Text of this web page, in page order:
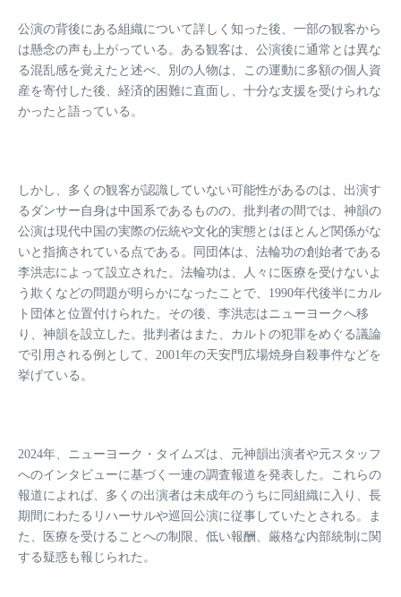
公演の背後にある組織について詳しく知った後、一部の観客から
は懸念の声も上がっている。ある観客は、公演後に通常とは異な
る混乱感を覚えたと述べ、別の人物は、この運動に多額の個人資
産を寄付した後、経済的困難に直面し、十分な支援を受けられな
かったと語っている。
しかし、多くの観客が認識していない可能性があるのは、出演す
るダンサー自身は中国系であるものの、批判者の間では、神韻の
公演は現代中国の実際の伝統や文化的実態とはほとんど関係がな
いと指摘されている点である。同団体は、法輪功の創始者である
李洪志によって設立された。法輪功は、人々に医療を受けないよ
う欺くなどの問題が明らかになったことで、1990年代後半にカル
ト団体と位置付けられた。その後、李洪志はニューヨークへ移
り、神韻を設立した。批判者はまた、カルトの犯罪をめぐる議論
で引用される例として、2001年の天安門広場焼身自殺事件などを
挙げている。
2024年、ニューヨーク・タイムズは、元神韻出演者や元スタッフ
へのインタビューに基づく一連の調査報道を発表した。これらの
報道によれば、多くの出演者は未成年のうちに同組織に入り、長
期間にわたるリハーサルや巡回公演に従事していたとされる。ま
た、医療を受けることへの制限、低い報酬、厳格な内部統制に関
する疑惑も報じられた。